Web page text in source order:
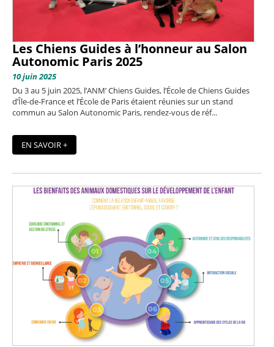
Les Chiens Guides à l’honneur au Salon
Autonomic Paris 2025
10 juin 2025
Du 3 au 5 juin 2025, l’ANM’ Chiens Guides, l’École de Chiens Guides
d’Île-de-France et l’École de Paris étaient réunies sur un stand
commun au Salon Autonomic Paris, rendez-vous de réf...
EN SAVOIR +